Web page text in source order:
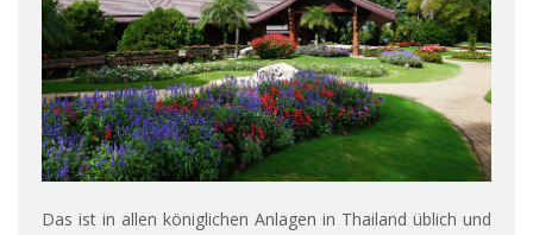
Das ist in allen königlichen Anlagen in Thailand üblich und